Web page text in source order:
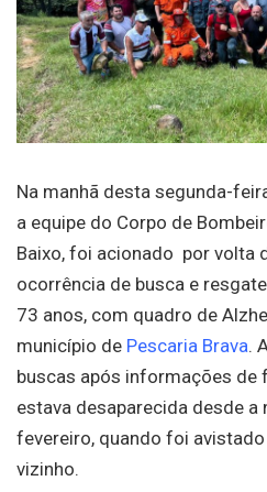
Na manhã desta segunda-
a equipe do Corpo de
Baixo, foi acionado por volta
ocorrência de busca e
73 anos, com quadro de
município de Pescaria Brava.
buscas após informações de
estava desaparecida desde a
fevereiro, quando foi
vizinho.